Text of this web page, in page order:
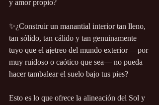
y amor propio?
✨¿Construir un manantial interior tan lleno,
tan sólido, tan cálido y tan genuinamente
tuyo que el ajetreo del mundo exterior —por
muy ruidoso o caótico que sea— no pueda
hacer tambalear el suelo bajo tus pies?
Esto es lo que ofrece la alineación del Sol y